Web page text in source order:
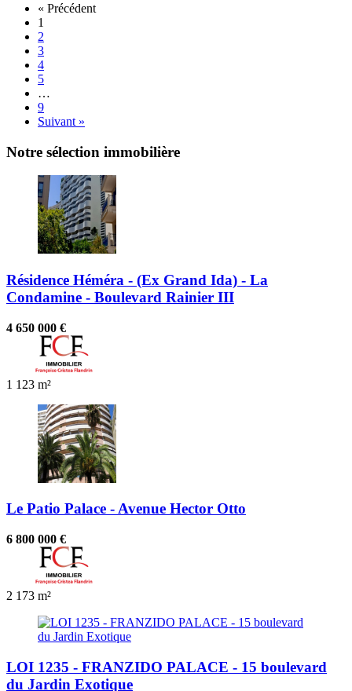
« Précédent
1
2
3
4
5
…
9
Suivant »
Notre sélection immobilière
Résidence Héméra - (Ex Grand Ida) - La
Condamine - Boulevard Rainier III
4 650 000 €
1 123 m²
Le Patio Palace - Avenue Hector Otto
6 800 000 €
2 173 m²
LOI 1235 - FRANZIDO PALACE - 15 boulevard
du Jardin Exotique